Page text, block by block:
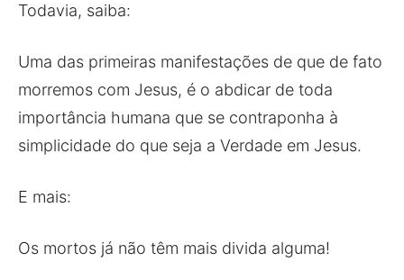
Todavia, saiba:
Uma das primeiras manifestações de que de fato
morremos com Jesus, é o abdicar de toda
importância humana que se contraponha à
simplicidade do que seja a Verdade em Jesus.
E mais:
Os mortos já não têm mais divida alguma!